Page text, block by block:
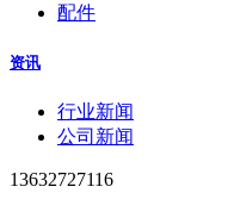
配件
资讯
行业新闻
公司新闻
13632727116